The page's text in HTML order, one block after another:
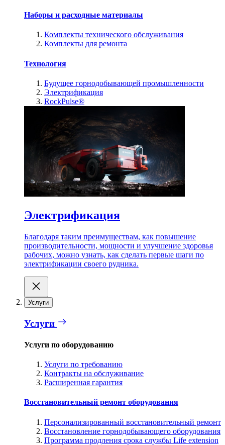
Наборы и расходные материалы
Комплекты технического обслуживания
Комплекты для ремонта
Технология
Будущее горнодобывающей промышленности
Электрификация
RockPulse®
Электрификация
Благодаря таким преимуществам, как повышение
производительности, мощности и улучшение здоровья
рабочих, можно узнать, как сделать первые шаги по
электрификации своего рудника.
Услуги
Услуги
Услуги по оборудованию
Услуги по требованию
Контракты на обслуживание
Расширенная гарантия
Восстановительный ремонт оборудования
Персонализированный восстановительный ремонт
Восстановление горнодобывающего оборудования
Программа продления срока службы Life extension